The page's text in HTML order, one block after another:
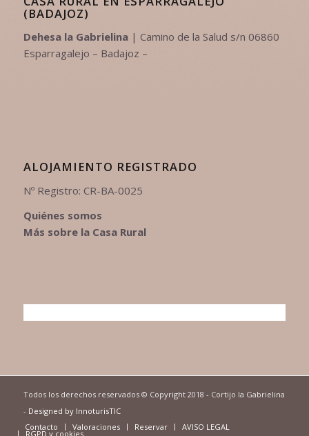
(BADAJOZ)
Dehesa la Gabrielina| Camino de la Salud s/n 06860
Esparragalejo – Badajoz –
ALOJAMIENTO REGISTRADO
Nº Registro: CR-BA-0025
Quiénes somos
Más sobre la Casa Rural
Todos los derechos reservados © Copyright 2018 - Cortijo la Gabrielina
- Designed by InnoturisTIC
Contacto
Valoraciones Reservar AVISO LEGAL
RGPD y cookies.